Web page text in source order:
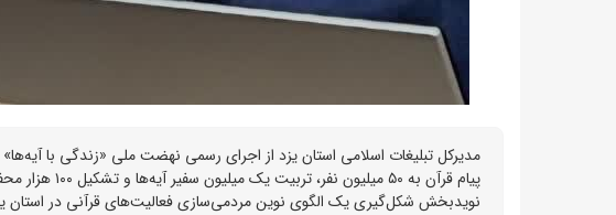
مدیرکل تبلیغات اسلامی استان یزد از اجرای رسمی نهضت ملی «زندگی با
نویدبخش شکل‌گیری یک الگوی نوین مردمی‌سازی فعالیت‌های قرآنی در استان